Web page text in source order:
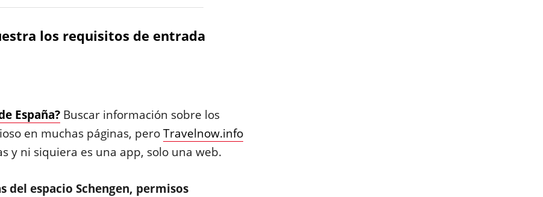
los requisitos de entrada
España?Buscar información sobre los
en muchas páginas, peroTravelnow.info
y ni siquiera es una app, solo una web.
del espacio Schengen, permisos